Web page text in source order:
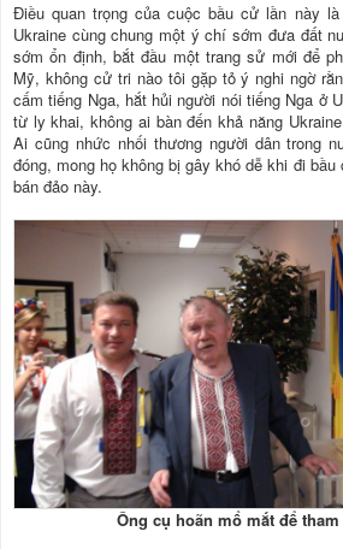
Điều quan trọng của cuộc bầu cử lần này
Ukraine cùng chung một ý chí sớm đưa đất
sớm ổn định, bắt đầu một trang sử mới để
Mỹ, không cử tri nào tôi gặp tỏ ý nghi ngờ
cấm tiếng Nga, hắt hủi người nói tiếng Nga ở
từ ly khai, không ai bàn đến khả năng
Ai cũng nhức nhối thương người dân trong
đóng, mong họ không bị gây khó dễ khi đi
bán đảo này.
Ông cụ hoãn mổ mắt để